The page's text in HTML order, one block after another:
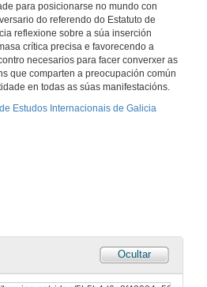
para posicionarse no mundo con
do referendo do Estatuto de
reflexione sobre a súa inserción
crítica precisa e favorecendo a
necesarios para facer converxer as
que comparten a preocupación común
en todas as súas manifestacións.
de Estudos Internacionais de Galicia
Ocultar
de xuño de 2016
nunha paradiplomacia en rede
de Emilio M. Martínez Rivas
29 de xuño de 2016
Ambicións e posibilidades globais da nosa industria cultural
de Margarita Ledo